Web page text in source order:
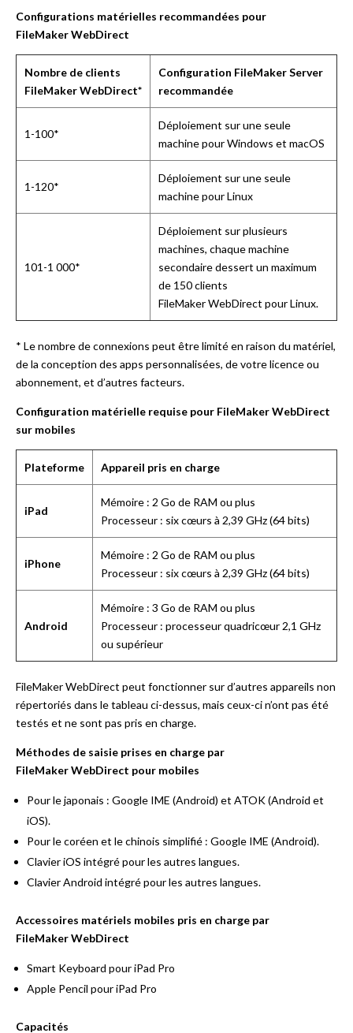
Configurations matérielles recommandées pour
FileMaker WebDirect
Nombre de clients
FileMaker WebDirect*
Configuration FileMaker Server
recommandée
1-100*
Déploiement sur une seule
machine pour Windows et macOS
1-120*
Déploiement sur une seule
machine pour Linux
101-1 000*
Déploiement sur plusieurs
machines, chaque machine
secondaire dessert un maximum
de 150 clients
FileMaker WebDirect pour Linux.
* Le nombre de connexions peut être limité en raison du matériel,
de la conception des apps personnalisées, de votre licence ou
abonnement, et d’autres facteurs.
Configuration matérielle requise pour FileMaker WebDirect
sur mobiles
Plateforme Appareil pris en charge
iPad
Mémoire : 2 Go de RAM ou plus
Processeur : six cœurs à 2,39 GHz (64 bits)
iPhone
Mémoire : 2 Go de RAM ou plus
Processeur : six cœurs à 2,39 GHz (64 bits)
Android
Mémoire : 3 Go de RAM ou plus
Processeur : processeur quadricœur 2,1 GHz
ou supérieur
FileMaker WebDirect peut fonctionner sur d’autres appareils non
répertoriés dans le tableau ci-dessus, mais ceux-ci n’ont pas été
testés et ne sont pas pris en charge.
Méthodes de saisie prises en charge par
FileMaker WebDirect pour mobiles
Pour le japonais : Google IME (Android) et ATOK (Android et
iOS).
Pour le coréen et le chinois simplifié : Google IME (Android).
Clavier iOS intégré pour les autres langues.
Clavier Android intégré pour les autres langues.
Accessoires matériels mobiles pris en charge par
FileMaker WebDirect
Smart Keyboard pour iPad Pro
Apple Pencil pour iPad Pro
Capacités